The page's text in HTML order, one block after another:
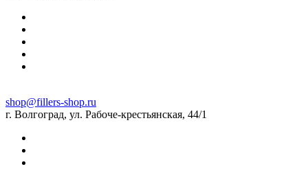
shop@fillers-shop.ru
г. Волгоград, ул. Рабоче-крестьянская, 44/1